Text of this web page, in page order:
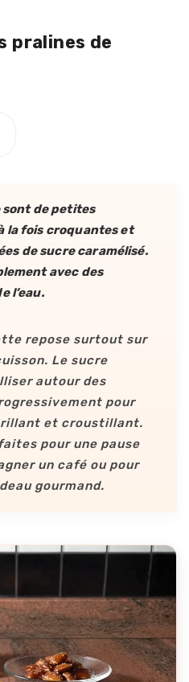
pralines de
sont de petites
la fois croquantes et
de sucre caramélisé.
avec des
l’eau.
repose surtout sur
Le sucre
autour des
pour
et croustillant.
pour une pause
un café ou pour
gourmand.